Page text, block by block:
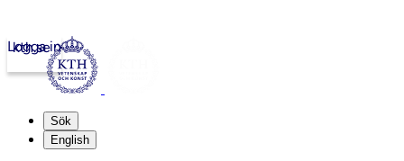
kth.se
Logga in
Sök
English